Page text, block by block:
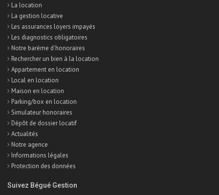
La location
La gestion locative
Les assurances loyers impayés
Les diagnostics obligatoires
Notre barème d'honoraires
Rechercher un bien à la location
Appartement en location
Local en location
Maison en location
Parking/box en location
Simulateur honoraires
Dépôt de dossier locatif
Actualités
Notre agence
Informations légales
Protection des données
Suivez Bégué Gestion